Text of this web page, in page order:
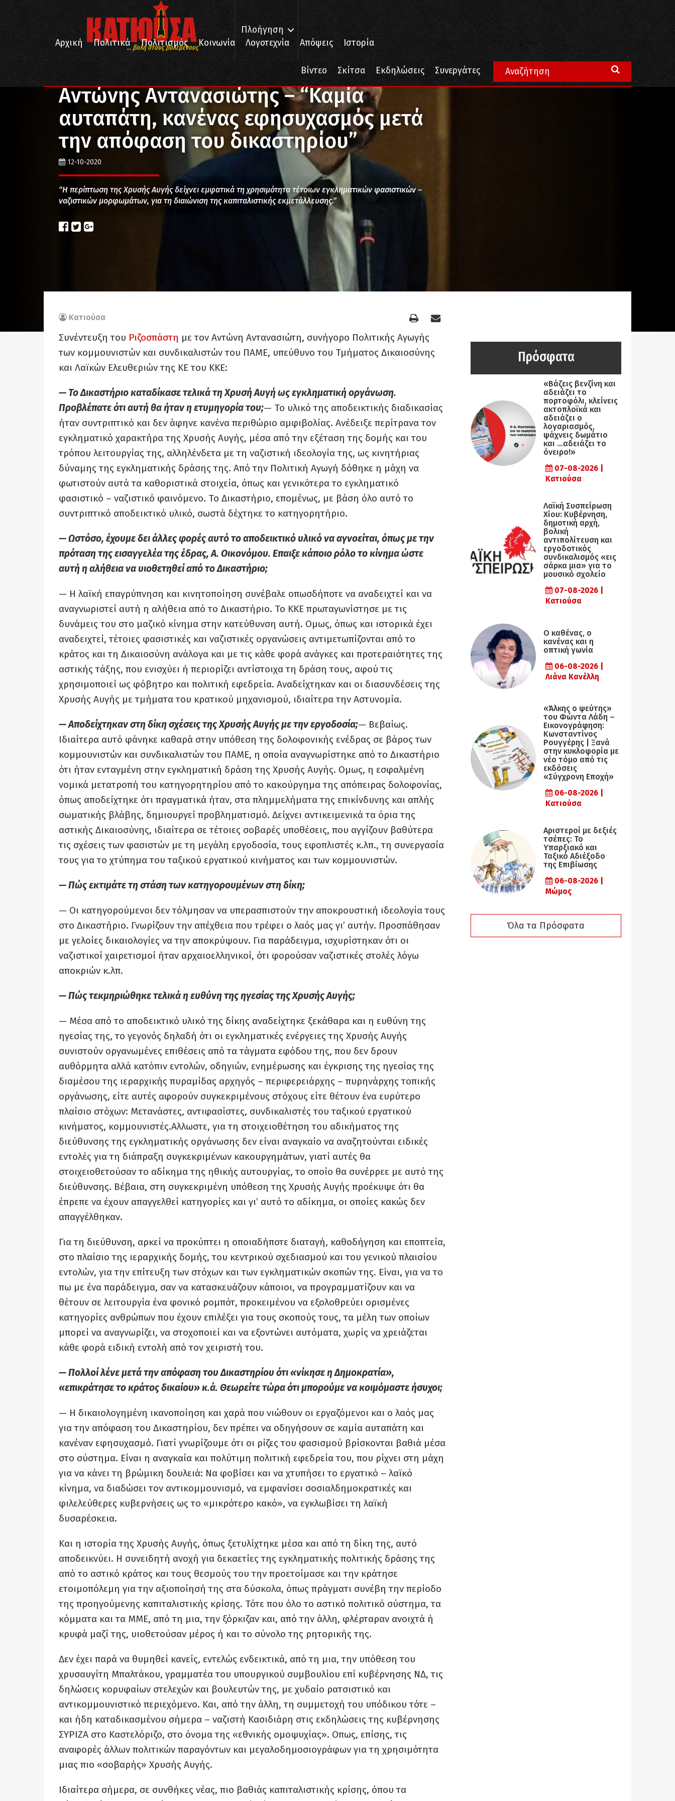
... βολή στους βολεμένους
Πλοήγηση
Αρχική
Πολιτικά Πολιτισμός Κοινωνία Λογοτεχνία Απόψεις Ιστορία
Βίντεο Σκίτσα Εκδηλώσεις Συνεργάτες
Πολιτικά Αντώνης Αντανασιώτης – “Καμία αυταπάτη, κανένας εφησυχασμός μετά την απόφαση του δικαστηρίου”
Αντώνης Αντανασιώτης – “Καμία
αυταπάτη, κανένας εφησυχασμός μετά
την απόφαση του δικαστηρίου”
12-10-2020
“Η περίπτωση της Χρυσής Αυγής δείχνει εμφατικά τη χρησιμότητα τέτοιων εγκληματικών φασιστικών –
ναζιστικών μορφωμάτων, για τη διαιώνιση της καπιταλιστικής εκμετάλλευσης.”
Κατιούσα
Συνέντευξη του Ριζοσπάστη με τον Αντώνη Αντανασιώτη, συνήγορο Πολιτικής Αγωγής
των κομμουνιστών και συνδικαλιστών του ΠΑΜΕ, υπεύθυνο του Τμήματος Δικαιοσύνης
και Λαϊκών Ελευθεριών της ΚΕ του ΚΚΕ:
— Το Δικαστήριο καταδίκασε τελικά τη Χρυσή Αυγή ως εγκληματική οργάνωση.
Προβλέπατε ότι αυτή θα ήταν η ετυμηγορία του;— Το υλικό της αποδεικτικής διαδικασίας
ήταν συντριπτικό και δεν άφηνε κανένα περιθώριο αμφιβολίας. Ανέδειξε περίτρανα τον
εγκληματικό χαρακτήρα της Χρυσής Αυγής, μέσα από την εξέταση της δομής και του
τρόπου λειτουργίας της, αλληλένδετα με τη ναζιστική ιδεολογία της, ως κινητήριας
δύναμης της εγκληματικής δράσης της. Από την Πολιτική Αγωγή δόθηκε η μάχη να
φωτιστούν αυτά τα καθοριστικά στοιχεία, όπως και γενικότερα το εγκληματικό
φασιστικό – ναζιστικό φαινόμενο. Το Δικαστήριο, επομένως, με βάση όλο αυτό το
συντριπτικό αποδεικτικό υλικό, σωστά δέχτηκε το κατηγορητήριο.
— Ωστόσο, έχουμε δει άλλες φορές αυτό το αποδεικτικό υλικό να αγνοείται, όπως με την
πρόταση της εισαγγελέα της έδρας, Α. Οικονόμου. Επαιξε κάποιο ρόλο το κίνημα ώστε
αυτή η αλήθεια να υιοθετηθεί από το Δικαστήριο;
— Η λαϊκή επαγρύπνηση και κινητοποίηση συνέβαλε οπωσδήποτε να αναδειχτεί και να
αναγνωριστεί αυτή η αλήθεια από το Δικαστήριο. Το ΚΚΕ πρωταγωνίστησε με τις
δυνάμεις του στο μαζικό κίνημα στην κατεύθυνση αυτή. Ομως, όπως και ιστορικά έχει
αναδειχτεί, τέτοιες φασιστικές και ναζιστικές οργανώσεις αντιμετωπίζονται από το
κράτος και τη Δικαιοσύνη ανάλογα και με τις κάθε φορά ανάγκες και προτεραιότητες της
αστικής τάξης, που ενισχύει ή περιορίζει αντίστοιχα τη δράση τους, αφού τις
χρησιμοποιεί ως φόβητρο και πολιτική εφεδρεία. Αναδείχτηκαν και οι διασυνδέσεις της
Χρυσής Αυγής με τμήματα του κρατικού μηχανισμού, ιδιαίτερα την Αστυνομία.
— Αποδείχτηκαν στη δίκη σχέσεις της Χρυσής Αυγής με την εργοδοσία;— Βεβαίως.
Ιδιαίτερα αυτό φάνηκε καθαρά στην υπόθεση της δολοφονικής ενέδρας σε βάρος των
κομμουνιστών και συνδικαλιστών του ΠΑΜΕ, η οποία αναγνωρίστηκε από το Δικαστήριο
ότι ήταν ενταγμένη στην εγκληματική δράση της Χρυσής Αυγής. Ομως, η εσφαλμένη
νομικά μετατροπή του κατηγορητηρίου από το κακούργημα της απόπειρας δολοφονίας,
όπως αποδείχτηκε ότι πραγματικά ήταν, στα πλημμελήματα της επικίνδυνης και απλής
σωματικής βλάβης, δημιουργεί προβληματισμό. Δείχνει αντικειμενικά τα όρια της
αστικής Δικαιοσύνης, ιδιαίτερα σε τέτοιες σοβαρές υποθέσεις, που αγγίζουν βαθύτερα
τις σχέσεις των φασιστών με τη μεγάλη εργοδοσία, τους εφοπλιστές κ.λπ., τη συνεργασία
τους για το χτύπημα του ταξικού εργατικού κινήματος και των κομμουνιστών.
— Πώς εκτιμάτε τη στάση των κατηγορουμένων στη δίκη;
— Οι κατηγορούμενοι δεν τόλμησαν να υπερασπιστούν την αποκρουστική ιδεολογία τους
στο Δικαστήριο. Γνωρίζουν την απέχθεια που τρέφει ο λαός μας γι’ αυτήν. Προσπάθησαν
με γελοίες δικαιολογίες να την αποκρύψουν. Για παράδειγμα, ισχυρίστηκαν ότι οι
ναζιστικοί χαιρετισμοί ήταν αρχαιοελληνικοί, ότι φορούσαν ναζιστικές στολές λόγω
αποκριών κ.λπ.
— Πώς τεκμηριώθηκε τελικά η ευθύνη της ηγεσίας της Χρυσής Αυγής;
— Μέσα από το αποδεικτικό υλικό της δίκης αναδείχτηκε ξεκάθαρα και η ευθύνη της
ηγεσίας της, το γεγονός δηλαδή ότι οι εγκληματικές ενέργειες της Χρυσής Αυγής
συνιστούν οργανωμένες επιθέσεις από τα τάγματα εφόδου της, που δεν δρουν
αυθόρμητα αλλά κατόπιν εντολών, οδηγιών, ενημέρωσης και έγκρισης της ηγεσίας της
διαμέσου της ιεραρχικής πυραμίδας αρχηγός – περιφερειάρχης – πυρηνάρχης τοπικής
οργάνωσης, είτε αυτές αφορούν συγκεκριμένους στόχους είτε θέτουν ένα ευρύτερο
πλαίσιο στόχων: Μετανάστες, αντιφασίστες, συνδικαλιστές του ταξικού εργατικού
κινήματος, κομμουνιστές.Αλλωστε, για τη στοιχειοθέτηση του αδικήματος της
διεύθυνσης της εγκληματικής οργάνωσης δεν είναι αναγκαίο να αναζητούνται ειδικές
εντολές για τη διάπραξη συγκεκριμένων κακουργημάτων, γιατί αυτές θα
στοιχειοθετούσαν το αδίκημα της ηθικής αυτουργίας, το οποίο θα συνέρρεε με αυτό της
διεύθυνσης. Βέβαια, στη συγκεκριμένη υπόθεση της Χρυσής Αυγής προέκυψε ότι θα
έπρεπε να έχουν απαγγελθεί κατηγορίες και γι’ αυτό το αδίκημα, οι οποίες κακώς δεν
απαγγέλθηκαν.
Για τη διεύθυνση, αρκεί να προκύπτει η οποιαδήποτε διαταγή, καθοδήγηση και εποπτεία,
στο πλαίσιο της ιεραρχικής δομής, του κεντρικού σχεδιασμού και του γενικού πλαισίου
εντολών, για την επίτευξη των στόχων και των εγκληματικών σκοπών της. Είναι, για να το
πω με ένα παράδειγμα, σαν να κατασκευάζουν κάποιοι, να προγραμματίζουν και να
θέτουν σε λειτουργία ένα φονικό ρομπότ, προκειμένου να εξολοθρεύει ορισμένες
κατηγορίες ανθρώπων που έχουν επιλέξει για τους σκοπούς τους, τα μέλη των οποίων
μπορεί να αναγνωρίζει, να στοχοποιεί και να εξοντώνει αυτόματα, χωρίς να χρειάζεται
κάθε φορά ειδική εντολή από τον χειριστή του.
— Πολλοί λένε μετά την απόφαση του Δικαστηρίου ότι «νίκησε η Δημοκρατία»,
«επικράτησε το κράτος δικαίου» κ.ά. Θεωρείτε τώρα ότι μπορούμε να κοιμόμαστε ήσυχοι;
— Η δικαιολογημένη ικανοποίηση και χαρά που νιώθουν οι εργαζόμενοι και ο λαός μας
για την απόφαση του Δικαστηρίου, δεν πρέπει να οδηγήσουν σε καμία αυταπάτη και
κανέναν εφησυχασμό. Γιατί γνωρίζουμε ότι οι ρίζες του φασισμού βρίσκονται βαθιά μέσα
στο σύστημα. Είναι η αναγκαία και πολύτιμη πολιτική εφεδρεία του, που ρίχνει στη μάχη
για να κάνει τη βρώμικη δουλειά: Να φοβίσει και να χτυπήσει το εργατικό – λαϊκό
κίνημα, να διαδώσει τον αντικομμουνισμό, να εμφανίσει σοσιαλδημοκρατικές και
φιλελεύθερες κυβερνήσεις ως το «μικρότερο κακό», να εγκλωβίσει τη λαϊκή
δυσαρέσκεια.
Και η ιστορία της Χρυσής Αυγής, όπως ξετυλίχτηκε μέσα και από τη δίκη της, αυτό
αποδεικνύει. Η συνειδητή ανοχή για δεκαετίες της εγκληματικής πολιτικής δράσης της
από το αστικό κράτος και τους θεσμούς του την προετοίμασε και την κράτησε
ετοιμοπόλεμη για την αξιοποίησή της στα δύσκολα, όπως πράγματι συνέβη την περίοδο
της προηγούμενης καπιταλιστικής κρίσης. Τότε που όλο το αστικό πολιτικό σύστημα, τα
κόμματα και τα ΜΜΕ, από τη μια, την ξόρκιζαν και, από την άλλη, φλέρταραν ανοιχτά ή
κρυφά μαζί της, υιοθετούσαν μέρος ή και το σύνολο της ρητορικής της.
Δεν έχει παρά να θυμηθεί κανείς, εντελώς ενδεικτικά, από τη μια, την υπόθεση του
χρυσαυγίτη Μπαλτάκου, γραμματέα του υπουργικού συμβουλίου επί κυβέρνησης ΝΔ, τις
δηλώσεις κορυφαίων στελεχών και βουλευτών της, με χυδαίο ρατσιστικό και
αντικομμουνιστικό περιεχόμενο. Και, από την άλλη, τη συμμετοχή του υπόδικου τότε –
και ήδη καταδικασμένου σήμερα – ναζιστή Κασιδιάρη στις εκδηλώσεις της κυβέρνησης
ΣΥΡΙΖΑ στο Καστελόριζο, στο όνομα της «εθνικής ομοψυχίας». Οπως, επίσης, τις
αναφορές άλλων πολιτικών παραγόντων και μεγαλοδημοσιογράφων για τη χρησιμότητα
μιας πιο «σοβαρής» Χρυσής Αυγής.
Ιδιαίτερα σήμερα, σε συνθήκες νέας, πιο βαθιάς καπιταλιστικής κρίσης, όπου τα
Πρόσφατα
«Βάζεις βενζίνη και
αδειάζει το
πορτοφόλι, κλείνεις
ακτοπλοϊκά και
αδειάζει ο
λογαριασμός,
ψάχνεις δωμάτιο
και …αδειάζει το
όνειρο!»
07-08-2026 |
Κατιούσα
Λαϊκή Συσπείρωση
Χίου: Κυβέρνηση,
δημοτική αρχή,
βολική
αντιπολίτευση και
εργοδοτικός
συνδικαλισμός «εις
σάρκα μια» για το
μουσικό σχολείο
07-08-2026 |
Κατιούσα
Ο καθένας, ο
κανένας και η
οπτική γωνία
06-08-2026 |
Λιάνα Κανέλλη
«Άλκης ο ψεύτης»
του Φώντα Λάδη –
Εικονογράφηση:
Κωνσταντίνος
Ρουγγέρης | Ξανά
στην κυκλοφορία με
νέο τόμο από τις
εκδόσεις
«Σύγχρονη Εποχή»
06-08-2026 |
Κατιούσα
Αριστεροί με δεξιές
τσέπες: Το
Υπαρξιακό και
Ταξικό Αδιέξοδο
της Επιβίωσης
06-08-2026 |
Μώμος
Όλα τα Πρόσφατα